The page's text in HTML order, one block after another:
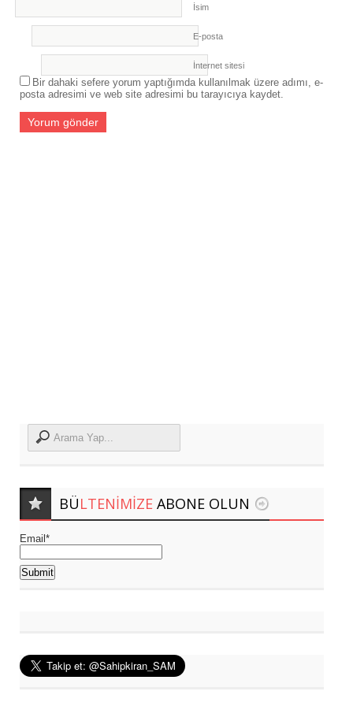
İsim
E-posta
İnternet sitesi
Bir dahaki sefere yorum yaptığımda kullanılmak üzere adımı, e-
posta adresimi ve web site adresimi bu tarayıcıya kaydet.
BÜLTENIMIZE ABONE OLUN
Email*